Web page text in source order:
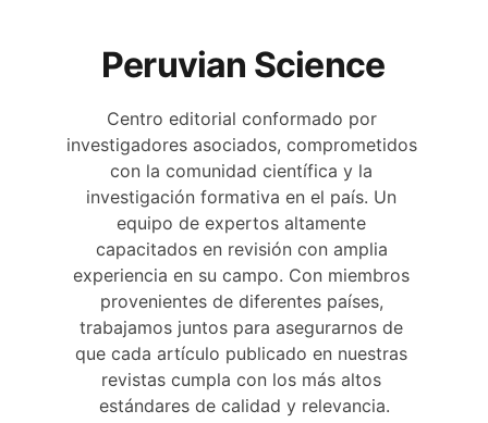
Centro editorial conformado por
investigadores asociados, comprometidos
con la comunidad científica y la
investigación formativa en el país. Un
equipo de expertos altamente
capacitados en revisión con amplia
experiencia en su campo. Con miembros
provenientes de diferentes países,
trabajamos juntos para asegurarnos de
que cada artículo publicado en nuestras
revistas cumpla con los más altos
estándares de calidad y relevancia.
Peruvian Science